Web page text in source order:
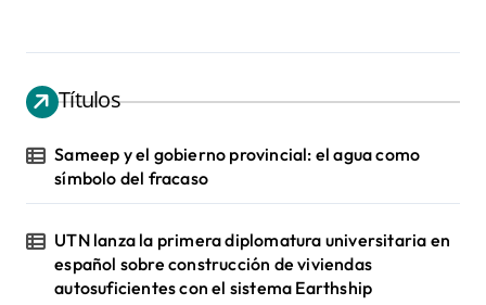
Títulos
Sameep y el gobierno provincial: el agua como
símbolo del fracaso
UTN lanza la primera diplomatura universitaria en
español sobre construcción de viviendas
autosuficientes con el sistema Earthship